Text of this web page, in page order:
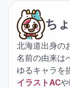
ち
北海道出身の
名前の由来は
ゆるキャラを
イラストACや